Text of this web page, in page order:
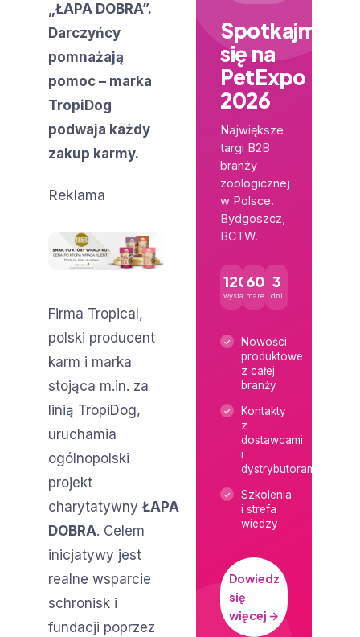
„ŁAPA DOBRA”.
Darczyńcy
pomnażają
pomoc – marka
TropiDog
podwaja każdy
zakup karmy.
Reklama
Firma Tropical,
polski producent
karm i marka
stojąca m.in. za
linią TropiDog,
uruchamia
ogólnopolski
projekt
charytatywny ŁAPA
DOBRA. Celem
inicjatywy jest
realne wsparcie
schronisk i
fundacji poprzez
Spotkajmy
się na
PetExpo
2026
Największe
targi B2B
branży
zoologicznej
w Polsce.
Bydgoszcz,
BCTW.
120+
wystawców
600+
marek
3
dni
Nowości
produktowe
z całej
branży
Kontakty
z
dostawcami
i
dystrybutorami
Szkolenia
i strefa
wiedzy
Dowiedz
się
więcej →